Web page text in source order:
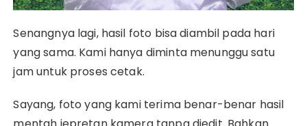
Senangnya lagi, hasil foto bisa diambil pada hari
yang sama. Kami hanya diminta menunggu satu
jam untuk proses cetak.
Sayang, foto yang kami terima benar-benar hasil